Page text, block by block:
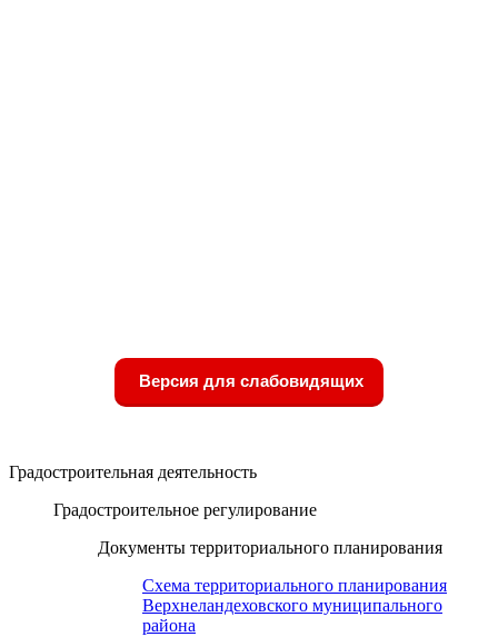
Версия для слабовидящих
Градостроительная деятельность
Градостроительное регулирование
Документы территориального планирования
Схема территориального планирования
Верхнеландеховского муниципального
района